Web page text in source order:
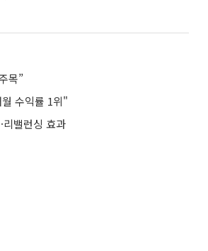
목”
수익률 1위"
밸런싱 효과